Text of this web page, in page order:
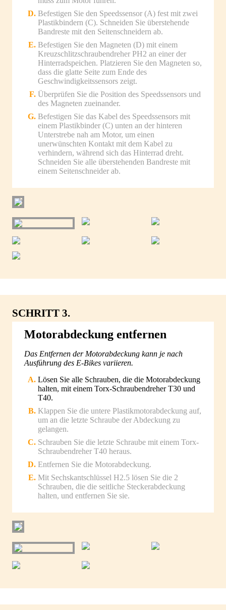
Befestigen Sie den Speedssensor (A) fest mit zwei
Plastikbindern (C). Schneiden Sie überstehende
Bandreste mit den Seitenschneidern ab.
Befestigen Sie den Magneten (D) mit einem
Kreuzschlitzschraubendreher PH2 an einer der
Hinterradspeichen. Platzieren Sie den Magneten so,
dass die glatte Seite zum Ende des
Geschwindigkeitssensors zeigt.
Überprüfen Sie die Position des Speedssensors und
des Magneten zueinander.
Befestigen Sie das Kabel des Speedssensors mit
einem Plastikbinder (C) unten an der hinteren
Unterstrebe nah am Motor, um einen
unerwünschten Kontakt mit dem Kabel zu
verhindern, während sich das Hinterrad dreht.
Schneiden Sie alle überstehenden Bandreste mit
einem Seitenschneider ab.
SCHRITT 3.
Motorabdeckung entfernen
Das Entfernen der Motorabdeckung kann je nach
Ausführung des E-Bikes variieren.
Lösen Sie alle Schrauben, die die Motorabdeckung
halten, mit einem Torx-Schraubendreher T30 und
T40.
Klappen Sie die untere Plastikmotorabdeckung auf,
um an die letzte Schraube der Abdeckung zu
gelangen.
Schrauben Sie die letzte Schraube mit einem Torx-
Schraubendreher T40 heraus.
Entfernen Sie die Motorabdeckung.
Mit Sechskantschlüssel H2.5 lösen Sie die 2
Schrauben, die die seitliche Steckerabdeckung
halten, und entfernen Sie sie.